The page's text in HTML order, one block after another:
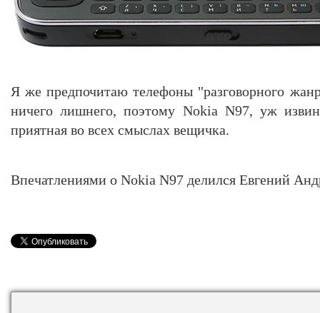
Я же предпочитаю телефоны "разговорного
ничего лишнего, поэтому Nokia N97, уж
приятная во всех смыслах вещичка.
Впечатлениями о Nokia N97 делился Евгений